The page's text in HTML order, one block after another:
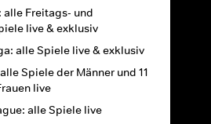
alle Freitags- und
live & exklusiv
alle Spiele live & exklusiv
Spiele der Männer und 11
live
alle Spiele live